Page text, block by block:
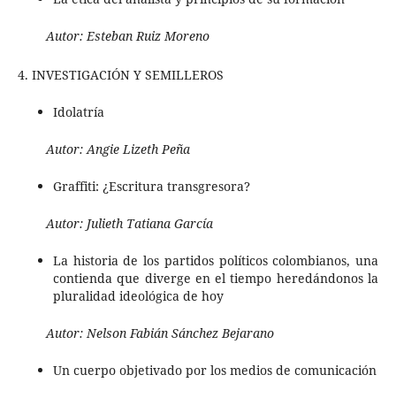
Autor:Esteban Ruiz Moreno
4. INVESTIGACIÓN Y SEMILLEROS
Idolatría
Autor:Angie Lizeth Peña
Graffiti: ¿Escritura transgresora?
Autor: Julieth Tatiana García
La historia de los partidos políticos colombianos, una
contienda que diverge en el tiempo heredándonos la
pluralidad ideológica de hoy
Autor:Nelson Fabián Sánchez Bejarano
Un cuerpo objetivado por los medios de comunicación